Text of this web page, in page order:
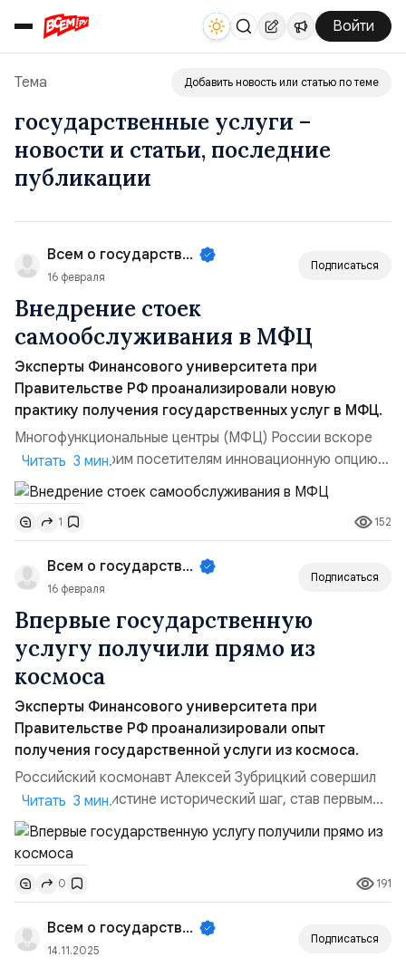
Войти
Тема Добавить новость или статью по теме
государственные услуги –
новости и статьи, последние
публикации
Всем о государственном управле...
16 февраля
Подписаться
Внедрение стоек
самообслуживания в МФЦ
Эксперты Финансового университета при
Правительстве РФ проанализировали новую
практику получения государственных услуг в МФЦ.
Многофункциональные центры (МФЦ) России вскоре
предложат своим посетителям инновационную опцию:
получение широкого спектра услуг без обращения к
сотрудникам и без предъявления паспортных данных. .
Для реализации этой инициативы планируется
установка специальных цифровых терминалов
самообслуживания, оснащённых виртуальным
помощником и подключенных к...
Читать 3 мин.
1 152
Всем о государственном управле...
16 февраля
Подписаться
Впервые государственную
услугу получили прямо из
космоса
Эксперты Финансового университета при
Правительстве РФ проанализировали опыт
получения государственной услуги из космоса.
Российский космонавт Алексей Зубрицкий совершил
значимый и поистине исторический шаг, став первым
человеком в мире, который воспользовался
государственной услугой в онлайн-формате, находясь
на борту Международной космической станции (МКС).
Этот прорыв в области цифровизации государственных
услуг стал возможен благодаря современным
биометрическим техноло...
Читать 3 мин.
0 191
Всем о государственном управле...
14.11.2025
Подписаться